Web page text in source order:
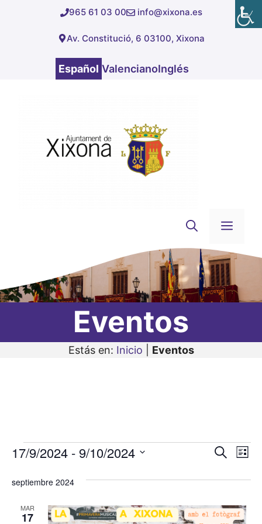
965 61 03 00 info@xixona.es
Av. Constitució, 6 03100, Xixona
Español ValencianoInglés
Eventos
Estás en: Inicio Eventos
Eventos
N
a
e
B
r
N
e
L
s
a
17/9/2024 - 9/10/2024
e
septiembre 2024
MAR
17